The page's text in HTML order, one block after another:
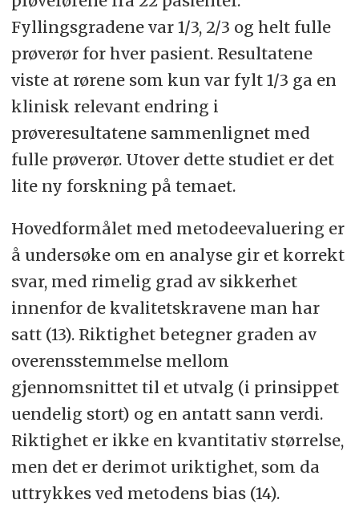
Fyllingsgradene var 1/3, 2/3 og helt fulle
prøverør for hver pasient. Resultatene
viste at rørene som kun var fylt 1/3 ga en
klinisk relevant endring i
prøveresultatene sammenlignet med
fulle prøverør. Utover dette studiet er det
lite ny forskning på temaet.
Hovedformålet med metodeevaluering er
å undersøke om en analyse gir et korrekt
svar, med rimelig grad av sikkerhet
innenfor de kvalitetskravene man har
satt (13). Riktighet betegner graden av
overensstemmelse mellom
gjennomsnittet til et utvalg (i prinsippet
uendelig stort) og en antatt sann verdi.
Riktighet er ikke en kvantitativ størrelse,
men det er derimot uriktighet, som da
uttrykkes ved metodens bias (14).